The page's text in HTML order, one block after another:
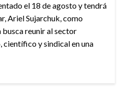
el 18 de agosto y tendrá
Ariel Sujarchuk, como
reunir al sector
científico y sindical en una